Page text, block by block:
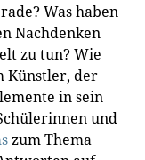
Was haben
Nachdenken
zu tun? Wie
Künstler, der
in sein
und
zum Thema